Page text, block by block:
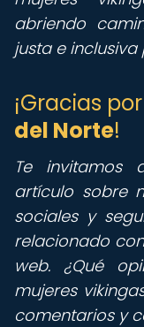
abriendo
justa e
¡Gracias
del Norte!
Te invitamos
artículo sobre
sociales y
relacionado
web. ¿Qué
mujeres
comentarios y